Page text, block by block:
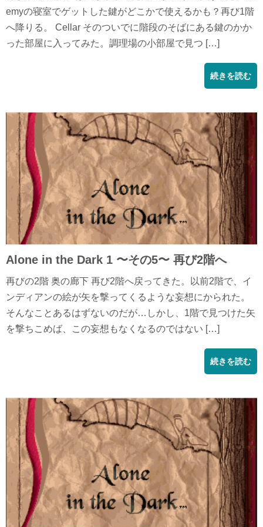
emyの寝室でゲットした鍵がどこかで使えるかも？再び1階
へ降りる。 Cellar そのついでに階段のそばにある鍵のかか
った部屋に入ってみた。調理場の小部屋で見つ […]
続きを読む
Alone in the Dark 1 〜その5〜 再び2階へ
再びの2階 奥の廊下 再び2階へ戻ってきた。以前2階で、イ
ンディアンの絵が矢を撃ってくるような妄想にかられた。
そんなことあるはずないのだが…しかし、1階で見つけた矢
を撃ちこめば、この妄想もなくなるのではない […]
続きを読む